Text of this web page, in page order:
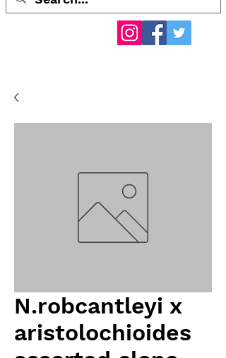
N.robcantleyi x
aristolochioides